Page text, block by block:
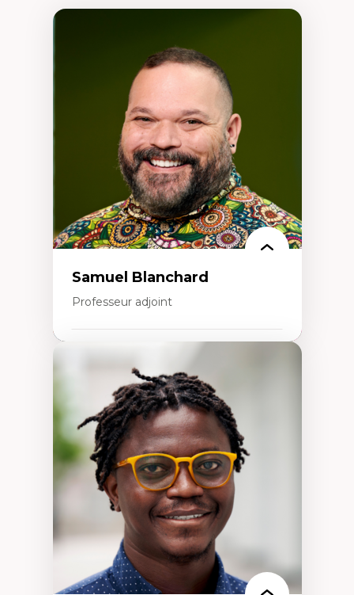
Samuel Blanchard
Professeur adjoint
Didactique des sciences – processus
d’enquête et culture scientifique
Éducation en milieu minoritaire –
construction identitaire et conscience
critique
Technologies éducatives – ludification et
programmation pédagogique
La langue dans toutes les matières –
environnement discursif et langage
scientifique